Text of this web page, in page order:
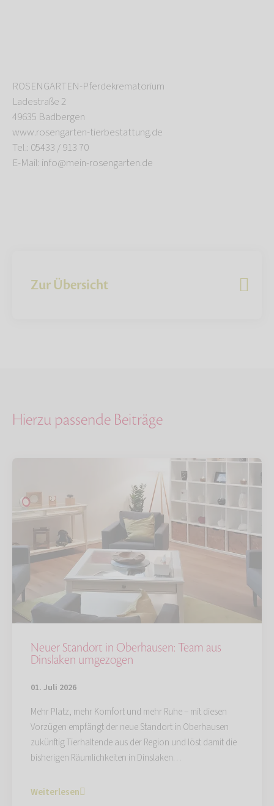
ROSENGARTEN-Pferdekrematorium
Ladestraße 2
49635 Badbergen
www.rosengarten-tierbestattung.de
Tel.: 05433 / 913 70
E-Mail: info@mein-rosengarten.de
Zur Übersicht
Hierzu passende Beiträge
Neuer Standort in Oberhausen: Team aus
Dinslaken umgezogen
01. Juli 2026
Mehr Platz, mehr Komfort und mehr Ruhe – mit diesen
Vorzügen empfängt der neue Standort in Oberhausen
zukünftig Tierhaltende aus der Region und löst damit die
bisherigen Räumlichkeiten in Dinslaken…
Weiterlesen